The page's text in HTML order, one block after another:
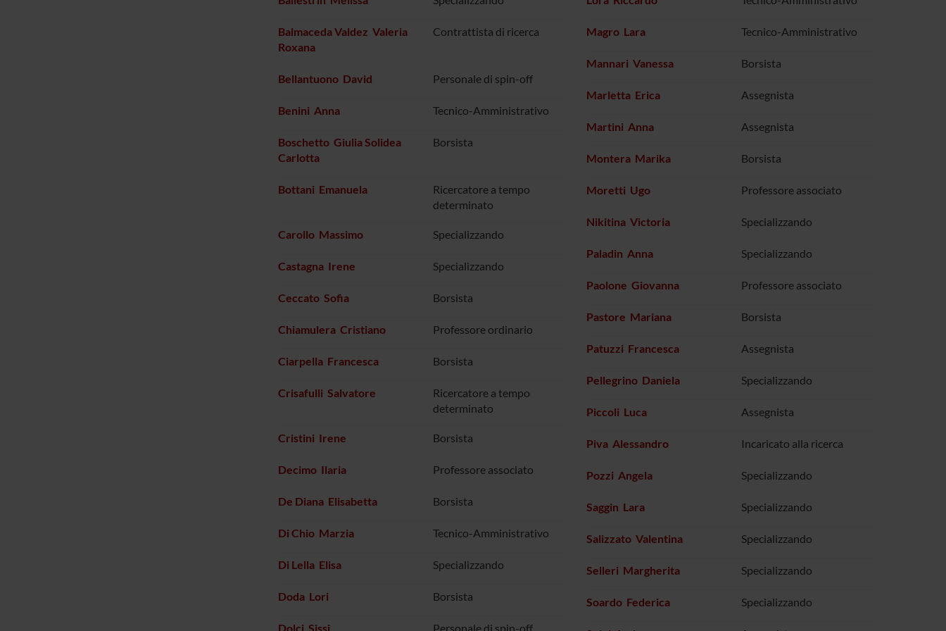
Balmaceda Valdez Valeria
Roxana
Contrattista di ricerca
Bellantuono David Personale di spin-off
Benini Anna Tecnico-Amministrativo
Boschetto Giulia Solidea
Carlotta
Borsista
Bottani Emanuela
Ricercatore a tempo
determinato
Carollo Massimo Specializzando
Castagna Irene Specializzando
Ceccato Sofia Borsista
Chiamulera Cristiano Professore ordinario
Ciarpella Francesca Borsista
Crisafulli Salvatore
Ricercatore a tempo
determinato
Cristini Irene Borsista
Decimo Ilaria Professore associato
De Diana Elisabetta Borsista
Di Chio Marzia Tecnico-Amministrativo
Di Lella Elisa Specializzando
Doda Lori Borsista
Dolci Sissi Personale di spin-off
Magro Lara Tecnico-Amministrativo
Mannari Vanessa Borsista
Marletta Erica Assegnista
Martini Anna Assegnista
Montera Marika Borsista
Moretti Ugo Professore associato
Nikitina Victoria Specializzando
Paladin Anna Specializzando
Paolone Giovanna Professore associato
Pastore Mariana Borsista
Patuzzi Francesca Assegnista
Pellegrino Daniela Specializzando
Piccoli Luca Assegnista
Piva Alessandro Incaricato alla ricerca
Pozzi Angela Specializzando
Saggin Lara Specializzando
Salizzato Valentina Specializzando
Selleri Margherita Specializzando
Soardo Federica Specializzando